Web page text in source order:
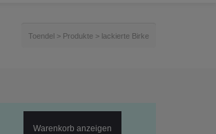
Toendel > Produkte > lackierte Birke
Warenkorb anzeigen